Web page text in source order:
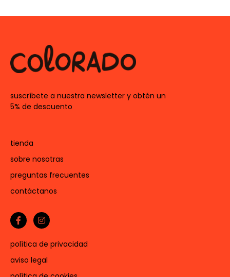
suscríbete a nuestra newsletter y obtén un
5% de descuento
tienda
sobre nosotras
preguntas frecuentes
contáctanos
política de privacidad
aviso legal